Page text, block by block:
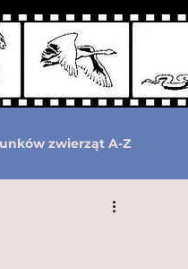
zwierząt A-Z
Kryptozoologia